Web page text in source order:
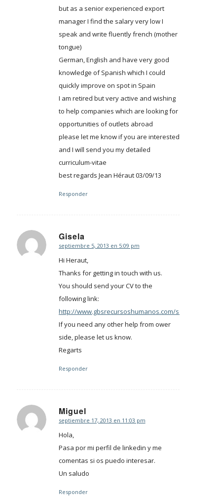
but as a senior experienced export
manager I find the salary very low I
speak and write fluently french (mother
tongue)
German, English and have very good
knowledge of Spanish which I could
quickly improve on spot in Spain
I am retired but very active and wishing
to help companies which are looking for
opportunities of outlets abroad
please let me know if you are interested
and I will send you my detailed
curriculum-vitae
best regards Jean Héraut 03/09/13
Responder
Gisela
Dice:
septiembre 5, 2013 en 5:09 pm
Hi Heraut,
Thanks for getting in touch with us.
You should send your CV to the
following link:
http://www.gbsrecursoshumanos.com/
If you need any other help from ower
side, please let us know.
Regarts
Responder
Miguel
Dice:
septiembre 17, 2013 en 11:03 pm
Hola,
Pasa por mi perfil de linkedin y me
comentas si os puedo interesar.
Un saludo
Responder